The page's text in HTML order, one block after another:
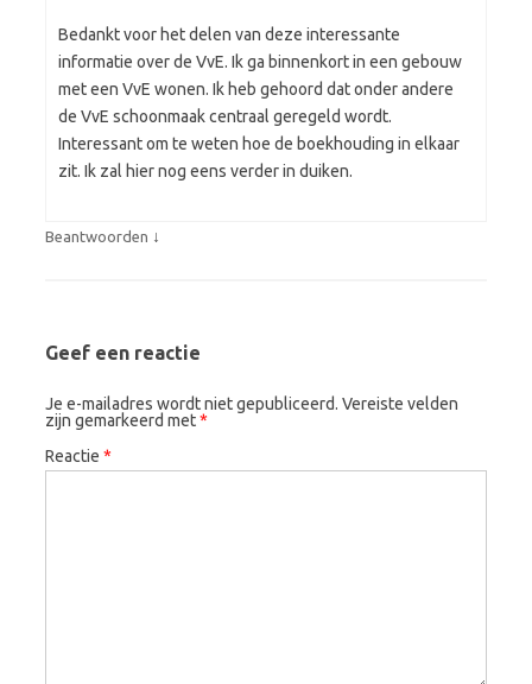
Bedankt voor het delen van deze interessante
informatie over de VvE. Ik ga binnenkort in een gebouw
met een VvE wonen. Ik heb gehoord dat onder andere
de VvE schoonmaak centraal geregeld wordt.
Interessant om te weten hoe de boekhouding in elkaar
zit. Ik zal hier nog eens verder in duiken.
Beantwoorden ↓
Geef een reactie
Je e-mailadres wordt niet gepubliceerd. Vereiste velden
zijn gemarkeerd met*
Reactie *